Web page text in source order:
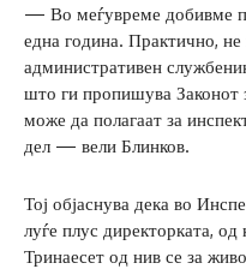
— Во меѓувреме добивме
една година. Практично,
административен
што ги пропишува Законот
може да полагаат за
дел — вели Блинков.
Тој објаснува дека во
луѓе плус директорката,
Тринаесет од нив се за